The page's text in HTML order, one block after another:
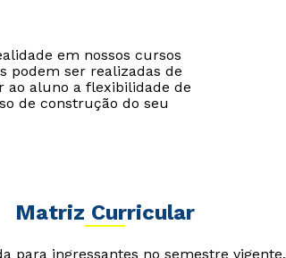
em nossos cursos
podem ser realizadas de
ao aluno a flexibilidade de
de construção do seu
Matriz Curricular
para ingressantes no semestre vigente.